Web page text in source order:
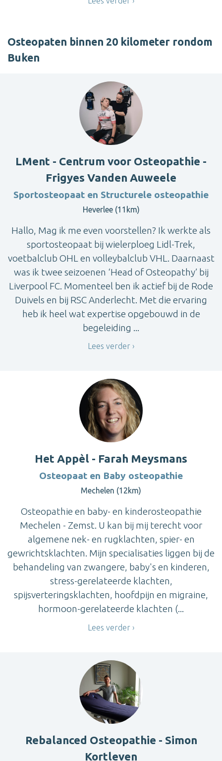
Osteopaten binnen 20 kilometer rondom
Buken
LMent - Centrum voor Osteopathie -
Frigyes Vanden Auweele
Sportosteopaat en Structurele osteopathie
Heverlee (11km)
Hallo, Mag ik me even voorstellen? Ik werkte als
sportosteopaat bij wielerploeg Lidl-Trek,
voetbalclub OHL en volleybalclub VHL. Daarnaast
was ik twee seizoenen ‘Head of Osteopathy’ bij
Liverpool FC. Momenteel ben ik actief bij de Rode
Duivels en bij RSC Anderlecht. Met die ervaring
heb ik heel wat expertise opgebouwd in de
begeleiding ...
Lees verder
Het Appèl - Farah Meysmans
Osteopaat en Baby osteopathie
Mechelen (12km)
Osteopathie en baby- en kinderosteopathie
Mechelen - Zemst. U kan bij mij terecht voor
algemene nek- en rugklachten, spier- en
gewrichtsklachten. Mijn specialisaties liggen bij de
behandeling van zwangere, baby's en kinderen,
stress-gerelateerde klachten,
spijsverteringsklachten, hoofdpijn en migraine,
hormoon-gerelateerde klachten (...
Lees verder
Rebalanced Osteopathie - Simon
Kortleven